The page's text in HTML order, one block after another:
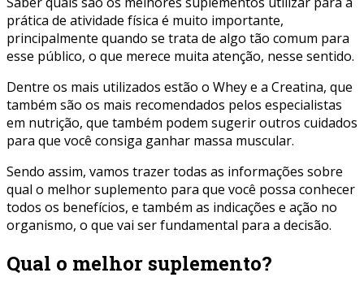
prática de atividade física é muito importante,
principalmente quando se trata de algo tão comum para
esse público, o que merece muita atenção, nesse sentido.
Dentre os mais utilizados estão o Whey e a Creatina, que
também são os mais recomendados pelos especialistas
em nutrição, que também podem sugerir outros cuidados
para que você consiga ganhar massa muscular.
Sendo assim, vamos trazer todas as informações sobre
qual o melhor suplemento para que você possa conhecer
todos os benefícios, e também as indicações e ação no
organismo, o que vai ser fundamental para a decisão.
Qual o melhor suplemento?